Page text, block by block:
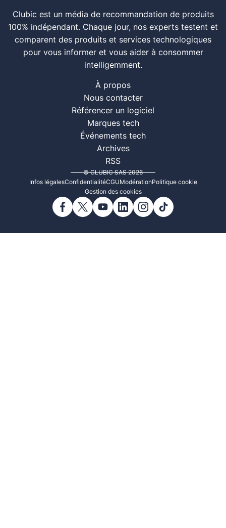
Clubic est un média de recommandation de produits
100% indépendant. Chaque jour, nos experts testent et
comparent des produits et services technologiques
pour vous informer et vous aider à consommer
intelligemment.
À propos
Nous contacter
Référencer un logiciel
Marques tech
Événements tech
Archives
RSS
© CLUBIC SAS 2026
Infos légalesConfidentialitéCGUModérationPolitique cookie
Gestion des cookies